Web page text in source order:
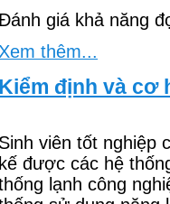
giá khả năng
Xem thêm...
Kiểm định và cơ
Sinh viên tốt nghiệp
kế được các hệ
lạnh công